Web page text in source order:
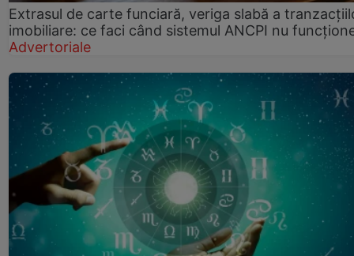
Extrasul de carte funciară, veriga slabă a
imobiliare: ce faci când sistemul ANCPI nu
Advertoriale